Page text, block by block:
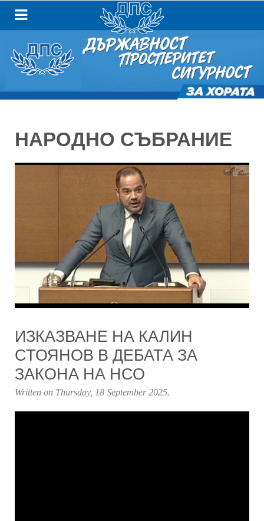
НАРОДНО СЪБРАНИЕ
ИЗКАЗВАНЕ НА КАЛИН
СТОЯНОВ В ДЕБАТА ЗА
ЗАКОНА НА НСО
Written on Thursday, 18 September 2025.